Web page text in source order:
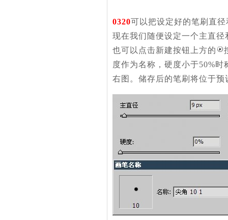
0320可以把设定好的笔刷直
现在我们随便设定一个主直
也可以点击新建按钮上方的
度作为名称，硬度小于50%
右图。储存后的笔刷将位于预